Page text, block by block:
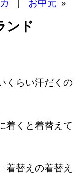
お中元 »
ンド
くらい汗だくの
着くと着替えて
着替えの着替え